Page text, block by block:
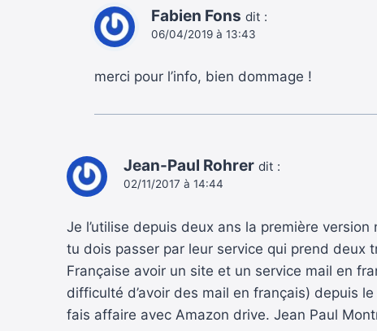
Fabien Fons dit :
06/04/2019 à 13:43
merci pour l’info, bien dommage !
Jean-Paul Rohrer dit :
02/11/2017 à 14:44
Je l’utilise depuis deux ans la première version
tu dois passer par leur service qui prend
Française avoir un site et un service mail en
difficulté d’avoir des mail en français) depuis
fais affaire avec Amazon drive. Jean Paul